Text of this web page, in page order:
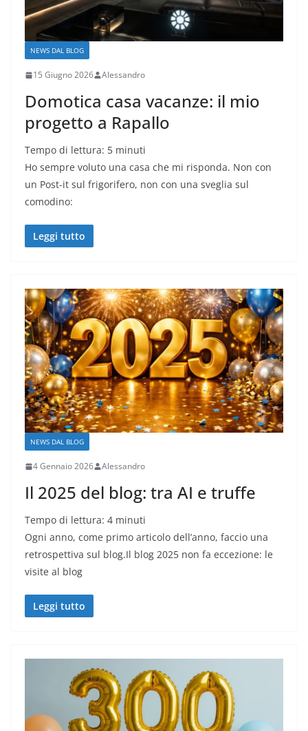
NEWS DAL BLOG
15 Giugno 2026 Alessandro
Domotica casa vacanze: il mio
progetto a Rapallo
Tempo di lettura: 5 minuti
Ho sempre voluto una casa che mi risponda. Non con
un Post-it sul frigorifero, non con una sveglia sul
comodino:
Leggi tutto
NEWS DAL BLOG
4 Gennaio 2026 Alessandro
Il 2025 del blog: tra AI e truffe
Tempo di lettura: 4 minuti
Ogni anno, come primo articolo dell’anno, faccio una
retrospettiva sul blog.Il blog 2025 non fa eccezione: le
visite al blog
Leggi tutto